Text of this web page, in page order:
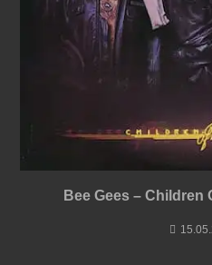
Bee Gees – Children